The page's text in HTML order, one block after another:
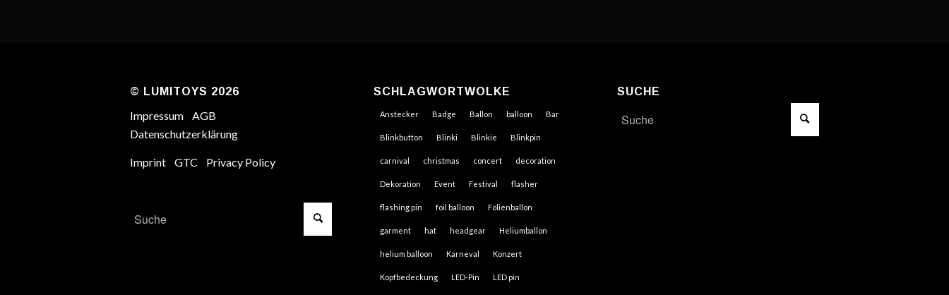
© LUMITOYS 2026
Impressum
AGB
Datenschutzerklärung
Imprint GTC Privacy Policy
SCHLAGWORTWOLKE
Anstecker Badge Ballon balloon Bar
Blinkbutton Blinki Blinkie Blinkpin
carnival christmas concert decoration
Dekoration Event Festival flasher
flashing pin foil balloon Folienballon
garment hat headgear Heliumballon
helium balloon Karneval Konzert
Kopfbedeckung LED-Pin LED pin
SUCHE